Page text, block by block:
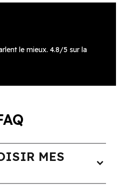
le mieux. 4.8/5 sur la
MES
expand_more